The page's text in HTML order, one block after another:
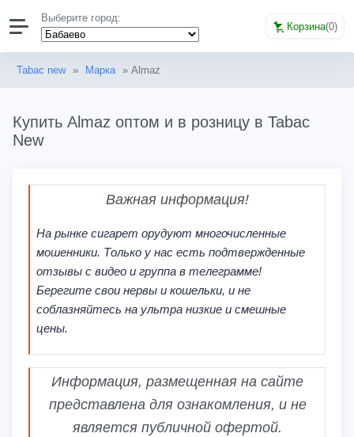
Выберите город:
Корзина(0)
Tabac new » Марка » Almaz
Купить Almaz оптом и в розницу в Tabac
New
Важная информация!
На рынке сигарет орудуют многочисленные
мошенники. Только у нас есть подтвержденные
отзывы с видео и группа в телеграмме!
Берегите свои нервы и кошельки, и не
соблазняйтесь на ультра низкие и смешные
цены.
Информация, размещенная на сайте
представлена для ознакомления, и не
является публичной офертой.